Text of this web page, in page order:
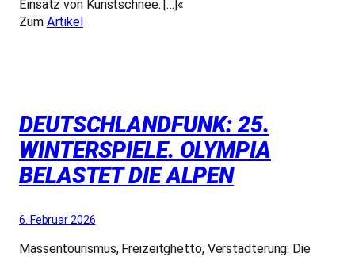
Einsatz von Kunstschnee. […]«
Zum Artikel
DEUTSCHLANDFUNK: 25.
WINTERSPIELE. OLYMPIA
BELASTET DIE ALPEN
6. Februar 2026
Massentourismus, Freizeitghetto, Verstädterung: Die